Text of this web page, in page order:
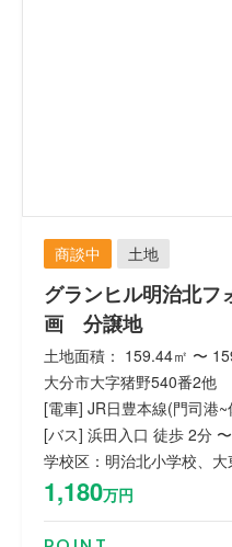
商談中 土地
グランヒル明治北
画 分譲地
土地面積： 159.44㎡ 〜
大分市大字猪野540番2他
[電車] JR日豊本線(門司港
[バス] 浜田入口 徒歩 2分
学校区：明治北小学校、大
1,180万円